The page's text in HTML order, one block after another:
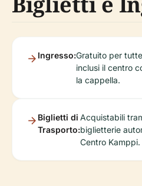
Ingresso:Gratuito per
inclusi il centro
la cappella.
Biglietti di
Trasporto:
Acquistabili
biglietterie
Centro Kamppi.